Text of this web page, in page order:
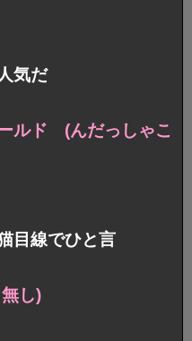
気だ
ルド (んだっしゃこ
目線でひと言
し)